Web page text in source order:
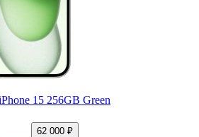
15 256GB Green
62 000 ₽